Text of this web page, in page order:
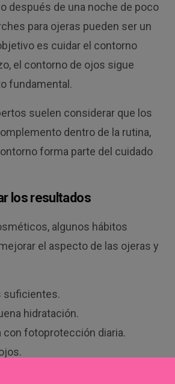
después de una noche de poco
para ojeras pueden ser un
es cuidar el contorno
el contorno de ojos sigue
fundamental.
suelen considerar que los
dentro de la rutina,
forma parte del cuidado
los resultados
algunos hábitos
el aspecto de las ojeras y
suficientes.
hidratación.
con fotoprotección diaria.